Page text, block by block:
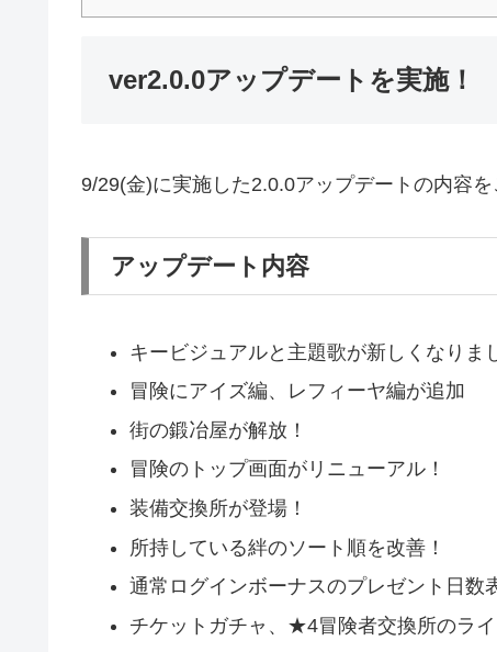
ver2.0.0アップデートを実施！
9/29(金)に実施した2.0.0アップデートの内容を
アップデート内容
キービジュアルと主題歌が新しくなりま
冒険にアイズ編、レフィーヤ編が追加
街の鍛冶屋が解放！
冒険のトップ画面がリニューアル！
装備交換所が登場！
所持している絆のソート順を改善！
通常ログインボーナスのプレゼント日数
チケットガチャ、★4冒険者交換所のライ